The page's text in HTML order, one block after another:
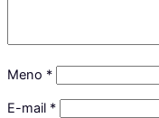
Meno *
E-mail *